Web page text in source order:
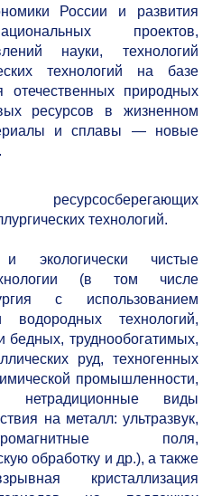
России и развития
проектов,
науки, технологий
технологий на базе
отечественных природных
ресурсов в жизненном
и сплавы — новые
технологий.
и экологически чистые
(в том числе
с использованием
технологий,
бедных, труднообогатимых,
руд, техногенных
промышленности,
нетрадиционные виды
на металл: ультразвук,
поля,
обработку и др.), а также
кристаллизация